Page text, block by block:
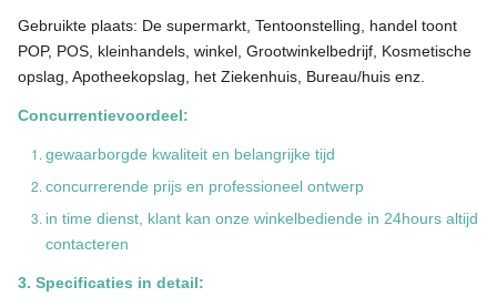
Gebruikte plaats: De supermarkt, Tentoonstelling, handel toont
POP, POS, kleinhandels, winkel, Grootwinkelbedrijf, Kosmetische
opslag, Apotheekopslag, het Ziekenhuis, Bureau/huis enz.
Concurrentievoordeel:
gewaarborgde kwaliteit en belangrijke tijd
concurrerende prijs en professioneel ontwerp
in time dienst, klant kan onze winkelbediende in 24hours altijd
contacteren
3. Specificaties in detail: